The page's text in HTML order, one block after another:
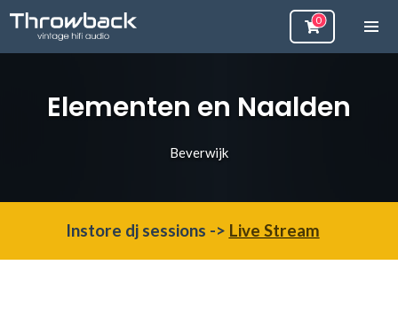
Elementen en Naalden
Beverwijk
Instore dj sessions -> Live Stream